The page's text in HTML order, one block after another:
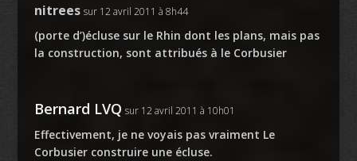
nitrees sur 12 avril 2011 à 8h44
(porte d’)écluse sur le Rhin dont les plans, mais pas
la construction, sont attribués à le Corbusier
Bernard LVQ sur 12 avril 2011 à 10h01
Effectivement, je ne voyais pas vraiment Le
Corbusier construire une écluse.